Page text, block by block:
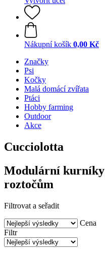
Nákupní košík 0,00 Kč
Značky
Psi
Kočky
Malá domácí zvířata
Ptáci
Hobby farming
Outdoor
Akce
Cucciolotta
Modulární
roztočům
Filtrovat a seřadit
Cena
Filtr